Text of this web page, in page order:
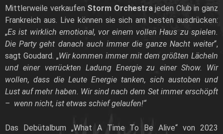
Mittlerweile verkaufen Storm Orchestrajeden Club in ganz
Frankreich aus. Live können sie sich am besten ausdrücken:
„Es ist wirklich emotional, vor einem vollen Haus zu spielen.
Die Party geht danach auch immer die ganze Nacht weiter“,
sagt Goudard. „Wir kommen immer mit dem größten Lächeln
und einer verrückten Ladung Energie zu einer Show. Wir
wollen, dass die Leute Energie tanken, sich austoben und
Lust auf mehr haben. Wir sind nach dem Set immer erschöpft
– wenn nicht, ist etwas schief gelaufen!“
Das Debütalbum „What A Time To Be Alive“ von 2023